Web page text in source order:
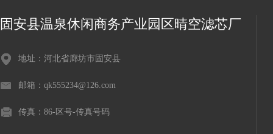
固安县温泉休闲商务产业园区晴空滤芯厂
地址：河北省廊坊市固安县
邮箱：qk555234@126.com
传真：86-区号-传真号码